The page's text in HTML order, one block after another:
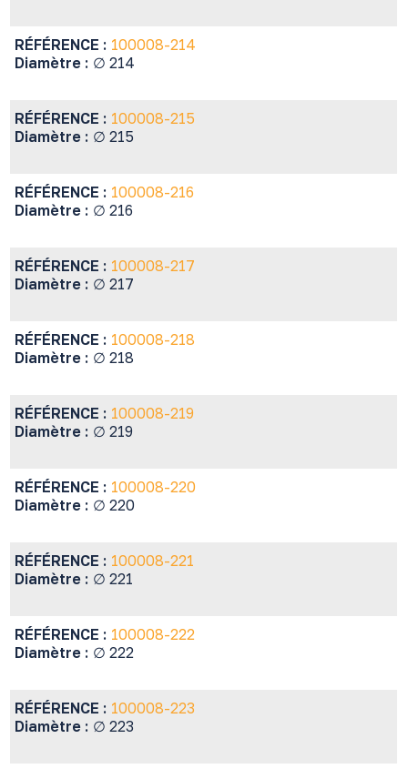
RÉFÉRENCE : 100008-214
Diamètre : ∅ 214
RÉFÉRENCE : 100008-215
Diamètre : ∅ 215
RÉFÉRENCE : 100008-216
Diamètre : ∅ 216
RÉFÉRENCE : 100008-217
Diamètre : ∅ 217
RÉFÉRENCE : 100008-218
Diamètre : ∅ 218
RÉFÉRENCE : 100008-219
Diamètre : ∅ 219
RÉFÉRENCE : 100008-220
Diamètre : ∅ 220
RÉFÉRENCE : 100008-221
Diamètre : ∅ 221
RÉFÉRENCE : 100008-222
Diamètre : ∅ 222
RÉFÉRENCE : 100008-223
Diamètre : ∅ 223